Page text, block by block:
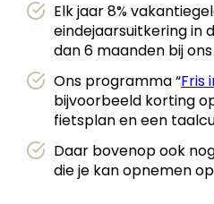
Elk jaar 8%
eindejaarsuitkering in
dan 6 maanden bij
Ons programma “Fris
bijvoorbeeld korting
fietsplan en een
Daar bovenop ook
die je kan opnemen